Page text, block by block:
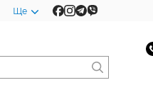
Ще